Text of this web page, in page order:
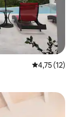
Średnia
4,75 (12)